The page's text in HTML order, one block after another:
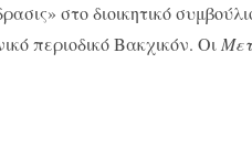
στο διοικητικό
περιοδικό Βακχικόν. Οι